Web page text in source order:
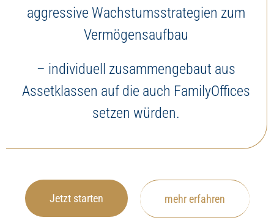
aggressive Wachstumsstrategien zum
Vermögensaufbau
– individuell zusammengebaut aus
Assetklassen auf die auch FamilyOffices
setzen würden.
Jetzt starten mehr erfahren